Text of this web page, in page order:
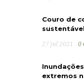
Couro de
sustentável
27 jul 2021 0
extremos